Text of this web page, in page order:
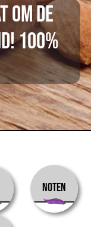
om de
100%
NOTEN